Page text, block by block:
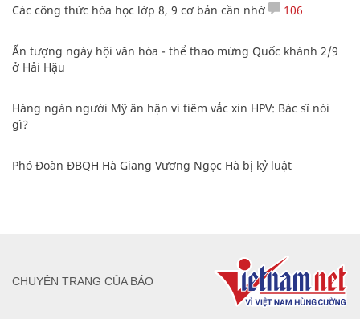
Các công thức hóa học lớp 8, 9 cơ bản cần nhớ 106
Ấn tượng ngày hội văn hóa - thể thao mừng Quốc khánh 2/9
ở Hải Hậu
Hàng ngàn người Mỹ ân hận vì tiêm vắc xin HPV: Bác sĩ nói
gì?
Phó Đoàn ĐBQH Hà Giang Vương Ngọc Hà bị kỷ luật
CHUYÊN TRANG CỦA BÁO